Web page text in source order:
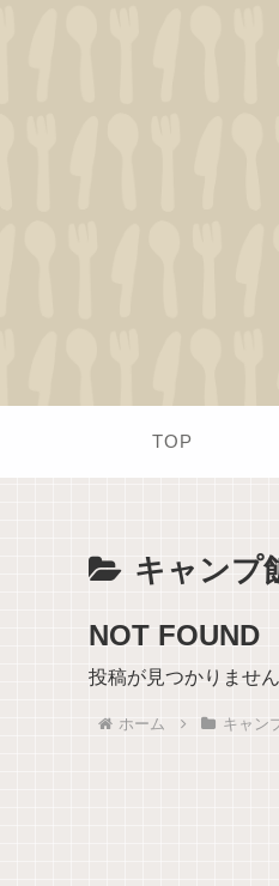
TOP
キャンプ
NOT FOUND
投稿が見つかりません
ホーム キャン